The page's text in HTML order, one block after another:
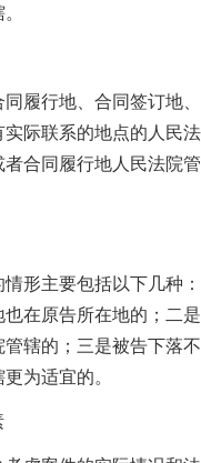
履行地、合同签订地、
际联系的地点的人民法
合同履行地人民法院管
形主要包括以下几种：
在原告所在地的；二是
辖的；三是被告下落不
为适宜的。